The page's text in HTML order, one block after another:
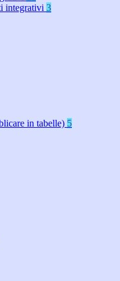
integrativi 3
in tabelle) 5